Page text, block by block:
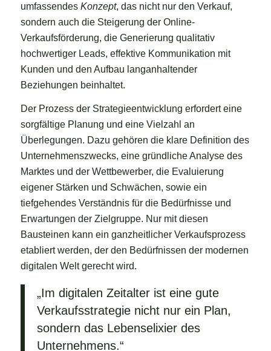
umfassendes Konzept, das nicht nur den Verkauf,
sondern auch die Steigerung der Online-
Verkaufsförderung, die Generierung qualitativ
hochwertiger Leads, effektive Kommunikation mit
Kunden und den Aufbau langanhaltender
Beziehungen beinhaltet.
Der Prozess der Strategieentwicklung erfordert eine
sorgfältige Planung und eine Vielzahl an
Überlegungen. Dazu gehören die klare Definition des
Unternehmenszwecks, eine gründliche Analyse des
Marktes und der Wettbewerber, die Evaluierung
eigener Stärken und Schwächen, sowie ein
tiefgehendes Verständnis für die Bedürfnisse und
Erwartungen der Zielgruppe. Nur mit diesen
Bausteinen kann ein ganzheitlicher Verkaufsprozess
etabliert werden, der den Bedürfnissen der modernen
digitalen Welt gerecht wird.
„Im digitalen Zeitalter ist eine gute
Verkaufsstrategie nicht nur ein Plan,
sondern das Lebenselixier des
Unternehmens.“